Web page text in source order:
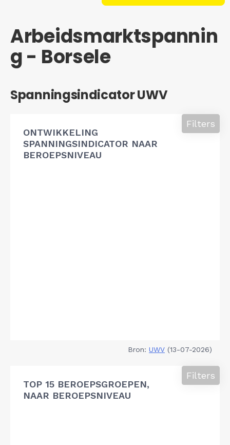
Arbeidsmarktspannin
g - Borsele
Spanningsindicator UWV
ONTWIKKELING
SPANNINGSINDICATOR NAAR
BEROEPSNIVEAU
Filters
Bron: UWV (13-07-2026)
TOP 15 BEROEPSGROEPEN,
NAAR BEROEPSNIVEAU
Filters